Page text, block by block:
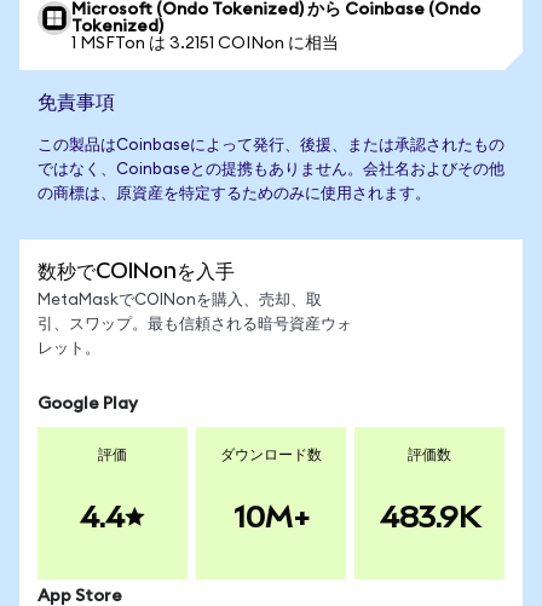
Microsoft (Ondo Tokenized) から Coinbase (Ondo
Tokenized)
1 MSFTon は 3.2151 COINon に相当
免責事項
この製品はCoinbaseによって発行、後援、または承認されたもの
ではなく、Coinbaseとの提携もありません。会社名およびその他
の商標は、原資産を特定するためのみに使用されます。
数秒でCOINonを入手
MetaMaskでCOINonを購入、売却、取
引、スワップ。最も信頼される暗号資産ウォ
レット。
Google Play
評価
4.4
ダウンロード数
10M+
評価数
483.9K
App Store